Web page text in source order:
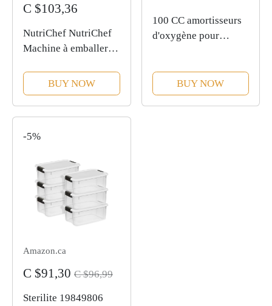
C $103,36
NutriChef NutriChef
Machine à emballer
pour la conservation
des aliments avec kit
de démarrage Argenté
BUY NOW
100 CC amortisseurs
d'oxygène pour
d'urgence – Package
de stockage de
BUY NOW
-5%
Amazon.ca
C $91,30 C $96,99
Sterilite 19849806